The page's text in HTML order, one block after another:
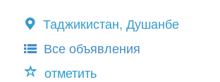
Таджикистан, Душанбе
Все объявления
отметить